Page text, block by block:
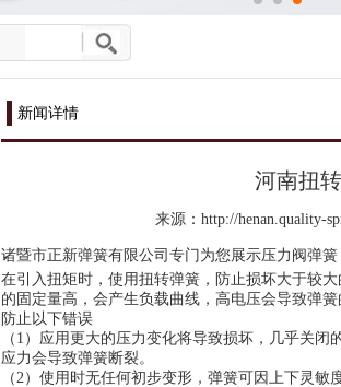
新闻详情
河南扭
来源：http://henan.quality-
诸暨市正新弹簧有限公司专门为您展示压力阀弹簧
在引入扭矩时，使用扭转弹簧，防止损坏大于较
的固定量高，会产生负载曲线，高电压会导致弹
防止以下错误
（ 1 ）应用更大的压力变化将导致损坏，几乎关闭
应力会导致弹簧断裂。
（2）使用时无任何初步变形，弹簧可因上下灵敏